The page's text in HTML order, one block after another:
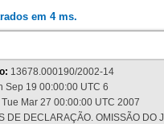
em 4 ms.
13678.000190/2002-14
Sep 19 00:00:00 UTC 6
Tue Mar 27 00:00:00 UTC 2007
DE DECLARAÇÃO. OMISSÃO